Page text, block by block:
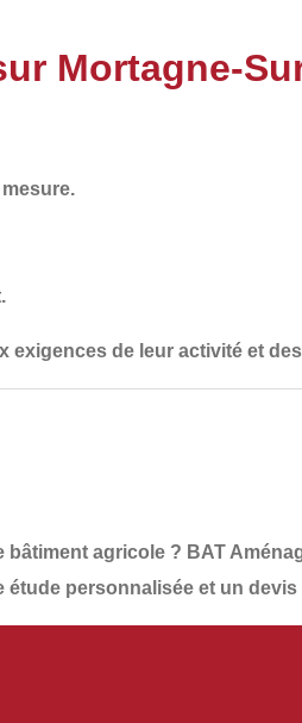
Mortagne-
exigences de leur activité et des
bâtiment agricole ? BAT
étude personnalisée et un